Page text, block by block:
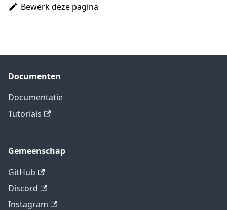
Bewerk deze pagina
Documenten
Documentatie
Tutorials
Gemeenschap
GitHub
Discord
Instagram